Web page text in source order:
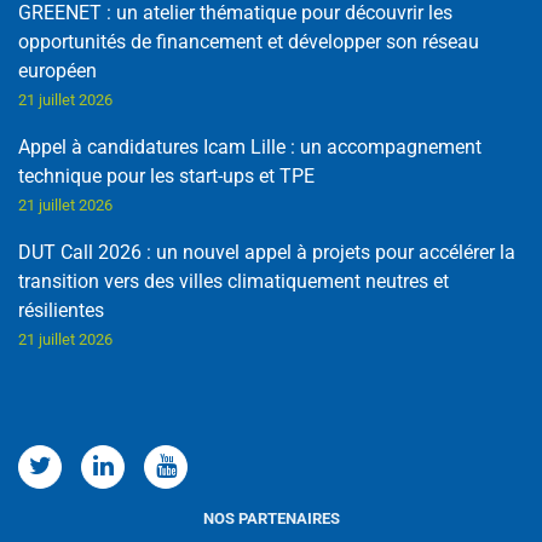
GREENET : un atelier thématique pour découvrir les
opportunités de financement et développer son réseau
européen
21 juillet 2026
Appel à candidatures Icam Lille : un accompagnement
technique pour les start-ups et TPE
21 juillet 2026
DUT Call 2026 : un nouvel appel à projets pour accélérer la
transition vers des villes climatiquement neutres et
résilientes
21 juillet 2026